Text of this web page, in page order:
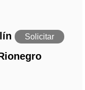
Solicitar